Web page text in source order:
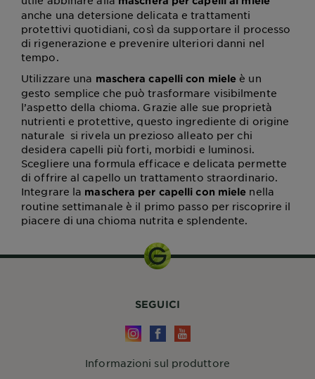
anche una detersione delicata e trattamenti
protettivi quotidiani, così da supportare il processo
di rigenerazione e prevenire ulteriori danni nel
tempo.
Utilizzare una maschera capelli con miele è un
gesto semplice che può trasformare visibilmente
l’aspetto della chioma. Grazie alle sue proprietà
nutrienti e protettive, questo ingrediente di origine
naturale si rivela un prezioso alleato per chi
desidera capelli più forti, morbidi e luminosi.
Scegliere una formula efficace e delicata permette
di offrire al capello un trattamento straordinario.
Integrare la maschera per capelli con miele nella
routine settimanale è il primo passo per riscoprire il
piacere di una chioma nutrita e splendente.
SEGUICI
Informazioni sul produttore